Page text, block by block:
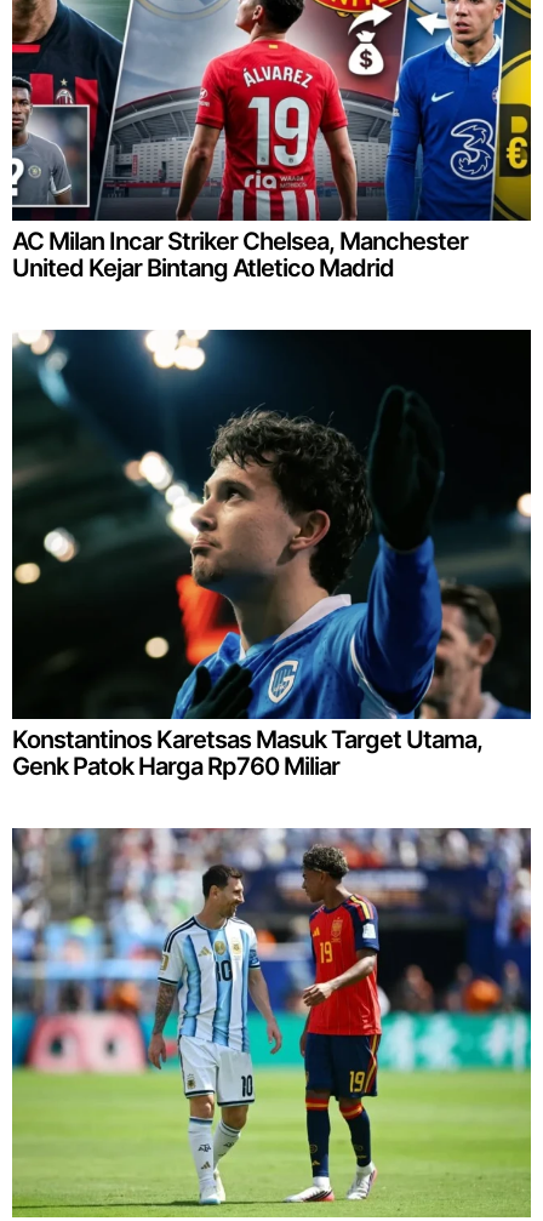
AC Milan Incar Striker Chelsea, Manchester
United Kejar Bintang Atletico Madrid
Konstantinos Karetsas Masuk Target Utama,
Genk Patok Harga Rp760 Miliar